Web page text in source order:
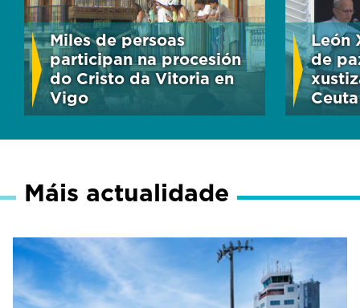
Miles de persoas
participan na procesión
do Cristo da Vitoria en
Vigo
León
de
Ceuta
Máis actualidade